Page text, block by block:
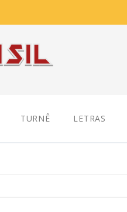
TURNÊ LETRAS